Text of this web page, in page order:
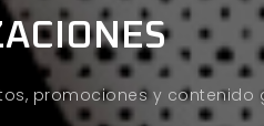
promociones y contenido